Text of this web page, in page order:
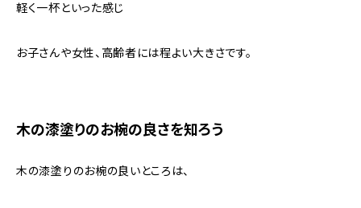
軽く一杯といった感じ
お子さんや女性、高齢者には程よい大きさです。
木の漆塗りのお椀の良さを知ろう
木の漆塗りのお椀の良いところは、